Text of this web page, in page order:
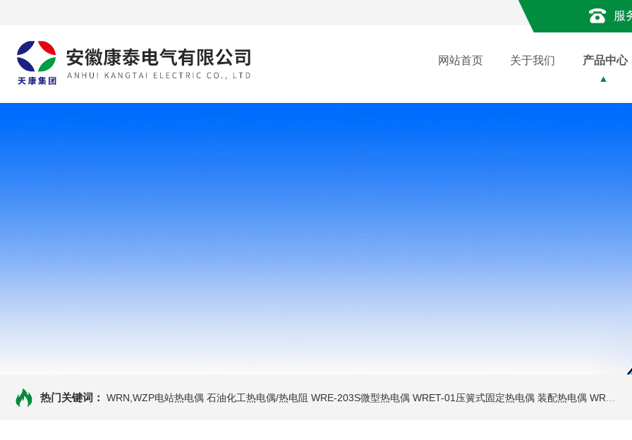
服
网站首页 关于我们 产品中心
热门关键词： WRN,WZP电站热电偶 石油化工热电偶/热电阻 WRE-203S微型热电偶 WRET-01压簧式固定热电偶 装配热电偶 WRP高温贵金属铂铑热电偶